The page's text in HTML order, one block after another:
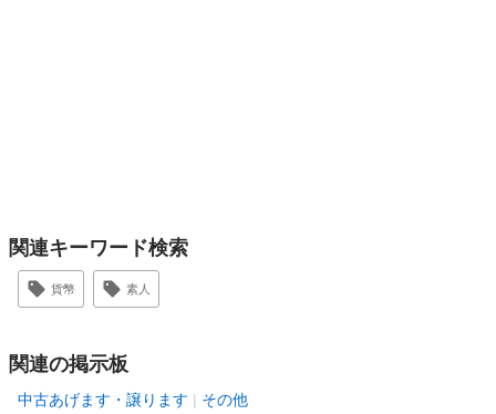
関連キーワード検索
貨幣 素人
関連の掲示板
中古あげます・譲ります その他